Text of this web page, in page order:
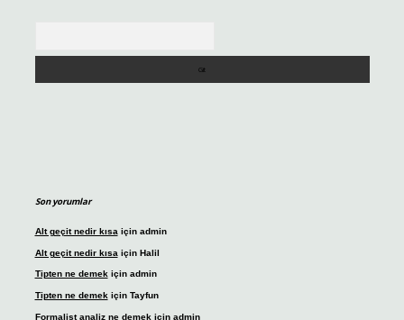
Son yorumlar
Alt geçit nedir kısa için admin
Alt geçit nedir kısa için Halil
Tipten ne demekiçin admin
Tipten ne demek için Tayfun
Formalist analiz ne demek için admin